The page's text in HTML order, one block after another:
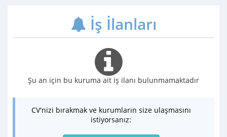
İş İlanları
Şu an için bu kuruma ait iş ilanı bulunmamaktadır
CV'nizi bırakmak ve kurumların size ulaşmasını
istiyorsanız: